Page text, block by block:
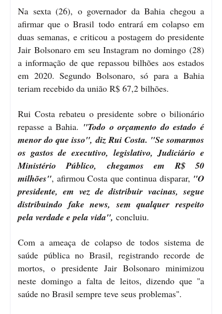
Na sexta (26), o governador da Bahia chegou a
afirmar que o Brasil todo entrará em colapso em
duas semanas, e criticou a postagem do presidente
Jair Bolsonaro em seu Instagram no domingo (28)
a informação de que repassou bilhões aos estados
em 2020. Segundo Bolsonaro, só para a Bahia
teriam recebido da união R$ 67,2 bilhões.
Rui Costa rebateu o presidente sobre o bilionário
repasse a Bahia. "Todo o orçamento do estado é
menor do que isso", diz Rui Costa. "Se somarmos
os gastos de executivo, legislativo, Judiciário e
Ministério Público, chegamos em R$ 50
milhões", afirmou Costa que continua disparar, "O
presidente, em vez de distribuir vacinas, segue
distribuindo fake news, sem qualquer respeito
pela verdade e pela vida", concluiu.
Com a ameaça de colapso de todos sistema de
saúde pública no Brasil, registrando recorde de
mortos, o presidente Jair Bolsonaro minimizou
neste domingo a falta de leitos, dizendo que "a
saúde no Brasil sempre teve seus problemas".